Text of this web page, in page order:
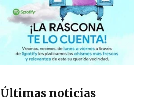
Últimas noticias